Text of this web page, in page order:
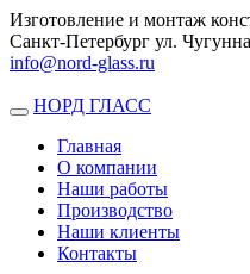
Изготовление и монтаж
Санкт-Петербург ул.
info@nord-glass.ru
Toggle
navigation
НОРД ГЛАСС
Главная
О компании
Наши работы
Производство
Наши клиенты
Контакты